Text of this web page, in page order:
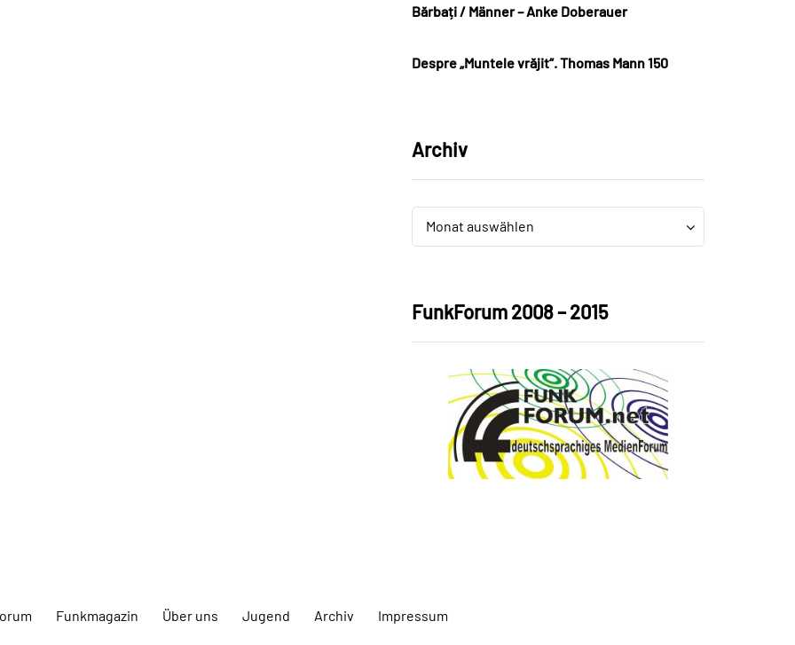
Bărbați / Männer – Anke Doberauer
Despre „Muntele vrăjit“. Thomas Mann 150
Archiv
Archiv
Monat auswählen
Archiv
FunkForum 2008 – 2015
Funkmagazin Über uns Jugend Archiv Impressum